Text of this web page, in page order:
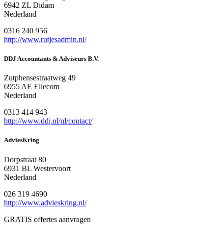
6942 ZL Didam
Nederland
0316 240 956
http://www.rutjesadmin.nl/
DDJ Accountants & Adviseurs B.V.
Zutphensestraatweg 49
6955 AE Ellecom
Nederland
0313 414 943
http://www.ddj.nl/nl/contact/
AdviesKring
Dorpstraat 80
6931 BL Westervoort
Nederland
026 319 4690
http://www.advieskring.nl/
GRATIS offertes aanvragen